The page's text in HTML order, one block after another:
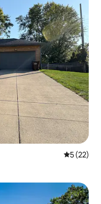
საშუალო
5 (22)